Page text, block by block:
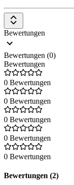
Bewertungen
Bewertungen (0)
Bewertungen
0 Bewertungen
0 Bewertungen
0 Bewertungen
0 Bewertungen
0 Bewertungen
Bewertungen (2)